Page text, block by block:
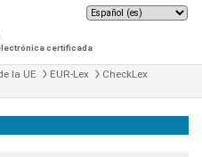
certificada
la UE EUR-Lex
CheckLex